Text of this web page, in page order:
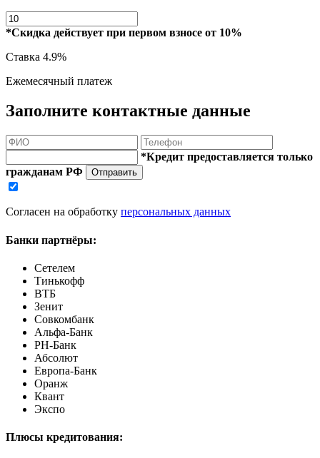
*Скидка действует при первом взносе от 10%
Ставка 4.9%
Ежемесячный платеж
Заполните контактные данные
*Кредит предоставляется только
гражданам РФ
Отправить
Согласен на обработку персональных данных
Банки партнёры:
Сетелем
Тинькофф
ВТБ
Зенит
Совкомбанк
Альфа-Банк
РН-Банк
Абсолют
Европа-Банк
Оранж
Квант
Экспо
Плюсы кредитования: